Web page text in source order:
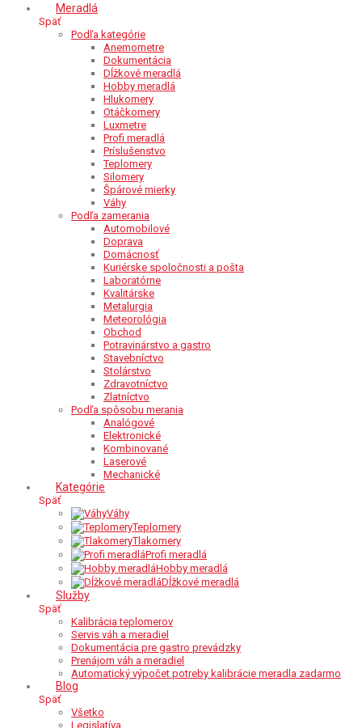
Meradlá
Späť
Podľa kategórie
Anemometre
Dokumentácia
Dĺžkové meradlá
Hobby meradlá
Hlukomery
Otáčkomery
Luxmetre
Profi meradlá
Príslušenstvo
Teplomery
Silomery
Špárové mierky
Váhy
Podľa zamerania
Automobilové
Doprava
Domácnosť
Kuriérske spoločnosti a pošta
Laboratórne
Kvalitárske
Metalurgia
Meteorológia
Obchod
Potravinárstvo a gastro
Stavebníctvo
Stolárstvo
Zdravotníctvo
Zlatníctvo
Podľa spôsobu merania
Analógové
Elektronické
Kombinované
Laserové
Mechanické
Kategórie
Späť
Váhy
Teplomery
Tlakomery
Profi meradlá
Hobby meradlá
Dĺžkové meradlá
Služby
Späť
Kalibrácia teplomerov
Servis váh a meradiel
Dokumentácia pre gastro prevádzky
Prenájom váh a meradiel
Automatický výpočet potreby kalibrácie meradla zadarmo
Blog
Späť
Všetko
Legislatíva